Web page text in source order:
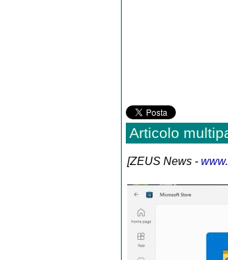
Articolo
[ZEUS News-